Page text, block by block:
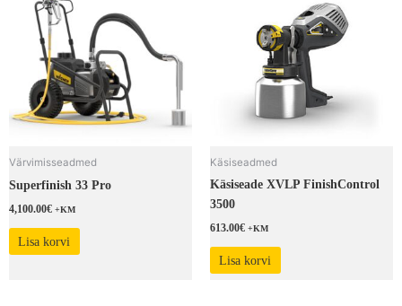
Värvimisseadmed
Superfinish 33 Pro
4,100.00€ +KM
Lisa korvi
Käsiseadmed
Käsiseade XVLP FinishControl
3500
613.00€ +KM
Lisa korvi